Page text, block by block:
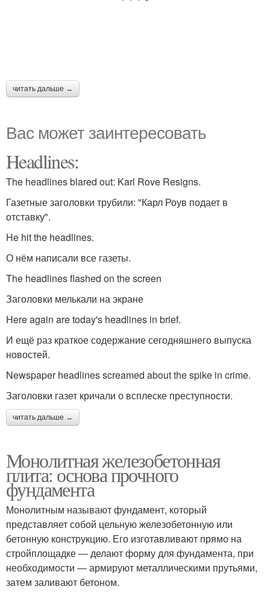
читать дальше →
Вас может заинтересовать
Headlines:
The headlines blared out: Karl Rove Resigns.
Газетные заголовки трубили: "Карл Роув подает в
отставку".
He hit the headlines.
О нём написали все газеты.
The headlines flashed on the screen
Заголовки мелькали на экране
Here again are today's headlines in brief.
И ещё раз краткое содержание сегодняшнего выпуска
новостей.
Newspaper headlines screamed about the spike in crime.
Заголовки газет кричали о всплеске преступности.
читать дальше →
Монолитная железобетонная
плита: основа прочного
фундамента
Монолитным называют фундамент, который
представляет собой цельную железобетонную или
бетонную конструкцию. Его изготавливают прямо на
стройплощадке ― делают форму для фундамента, при
необходимости ― армируют металлическими прутьями,
затем заливают бетоном.